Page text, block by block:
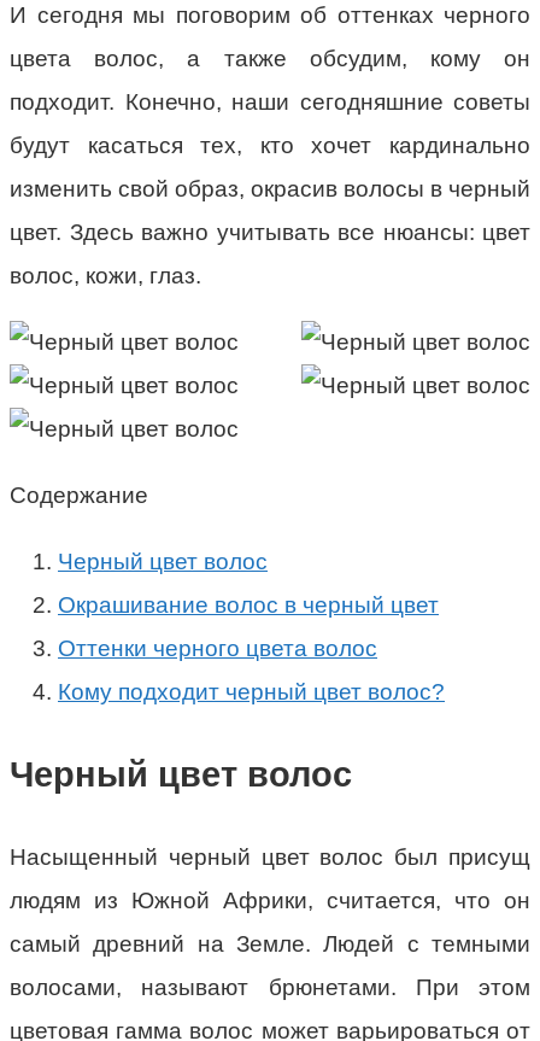
И сегодня мы поговорим об оттенках черного
цвета волос, а также обсудим, кому он
подходит. Конечно, наши сегодняшние советы
будут касаться тех, кто хочет кардинально
изменить свой образ, окрасив волосы в черный
цвет. Здесь важно учитывать все нюансы: цвет
волос, кожи, глаз.
Содержание
Черный цвет волос
Окрашивание волос в черный цвет
Оттенки черного цвета волос
Кому подходит черный цвет волос?
Черный цвет волос
Насыщенный черный цвет волос был присущ
людям из Южной Африки, считается, что он
самый древний на Земле. Людей с темными
волосами, называют брюнетами. При этом
цветовая гамма волос может варьироваться от